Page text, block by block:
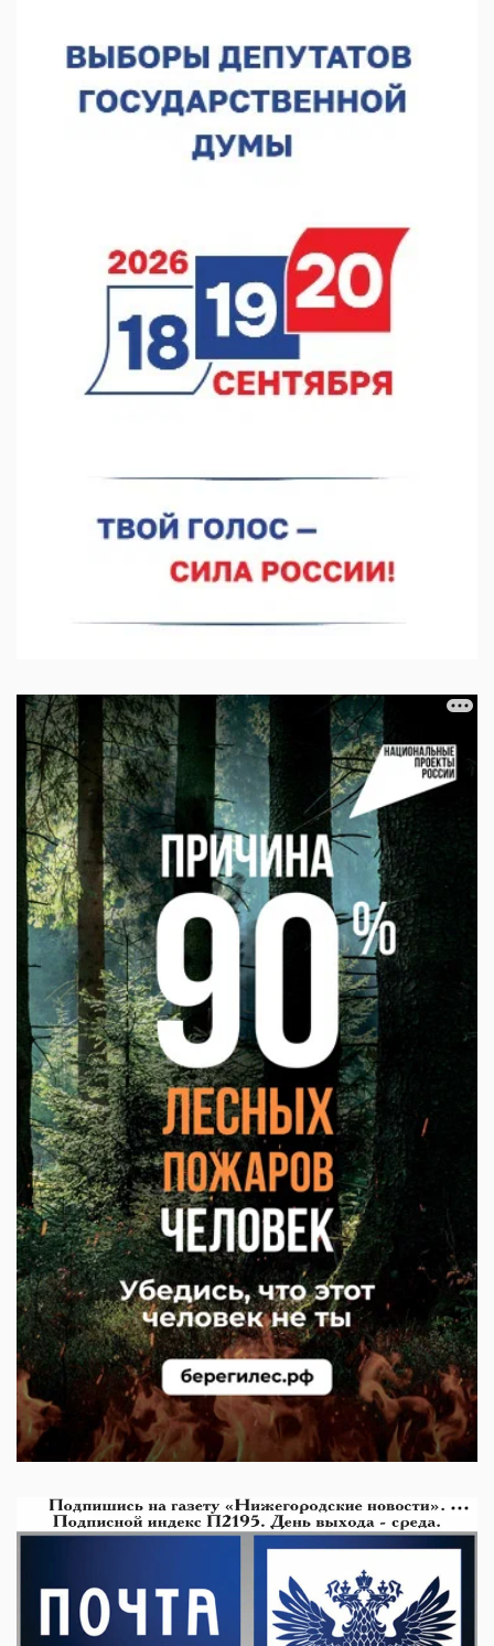
выросла на 28%
Кратковременные перерывы вещания телерадиопрограмм
ожидаются в Нижнем Новгороде до 16 августа в связи с
покраской телебашни
07.08.2026 11:20